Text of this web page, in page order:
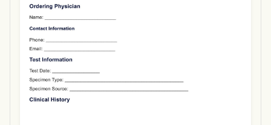
Use Template